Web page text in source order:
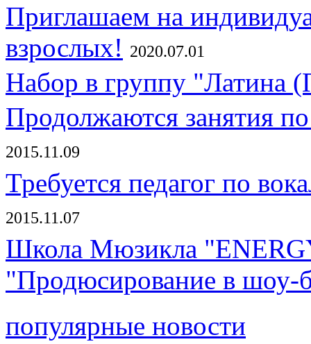
Приглашаем на
взрослых! 2020.07.01
Набор в группу "Латина
Продолжаются занятия
2015.11.09
Требуется педагог по
2015.11.07
Школа Мюзикла
"Продюсирование в шоу-
популярные новости